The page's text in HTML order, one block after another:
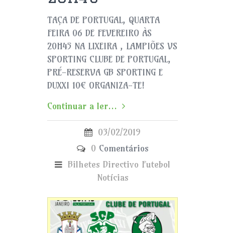
TAÇA DE PORTUGAL, QUARTA
FEIRA 06 DE FEVEREIRO ÀS
20H45 NA LIXEIRA , LAMPIÕES VS
SPORTING CLUBE DE PORTUGAL,
PRÉ-RESERVA GB SPORTING E
DUXXI 10€ ORGANIZA-TE!
Continuar a ler...
03/02/2019
0 Comentários
Bilhetes Directivo Futebol
Notícias